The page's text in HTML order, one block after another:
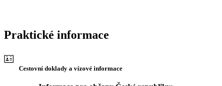
Praktické informace
Cestovní doklady a vízové informace